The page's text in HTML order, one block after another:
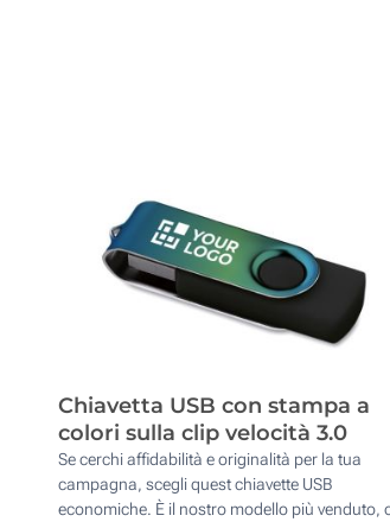
Chiavetta USB con stampa a
colori sulla clip velocità 3.0
Se cerchi affidabilità e originalità per la tua
campagna, scegli quest chiavette USB
economiche. È il nostro modello più venduto,